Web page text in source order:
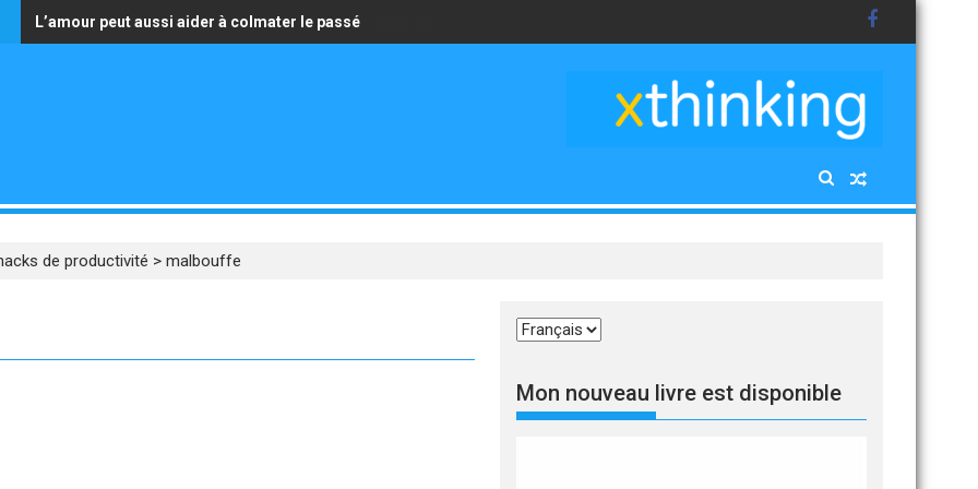
L’amour peut aussi aider à colmater le passé
La seule richesse qui vaille est celle d’avoir un cœur pur
de productivité > malbouffe
Choisir
langue
Mon nouveau livre est disponible